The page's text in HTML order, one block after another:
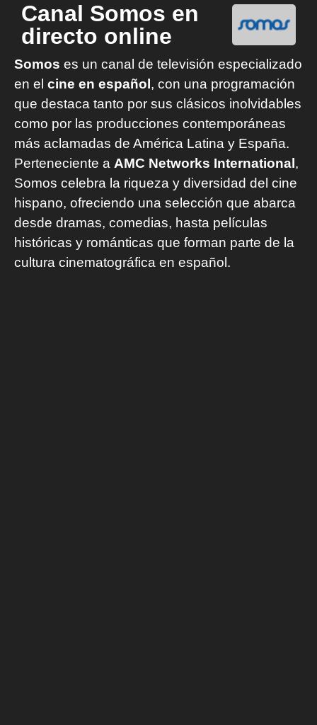
Canal Somos en
directo online
Somos es un canal de televisión especializado
en el cine en español , con una programación
que destaca tanto por sus clásicos inolvidables
como por las producciones contemporáneas
más aclamadas de América Latina y España.
Perteneciente a AMC Networks International ,
Somos celebra la riqueza y diversidad del cine
hispano, ofreciendo una selección que abarca
desde dramas, comedias, hasta películas
históricas y románticas que forman parte de la
cultura cinematográfica en español.